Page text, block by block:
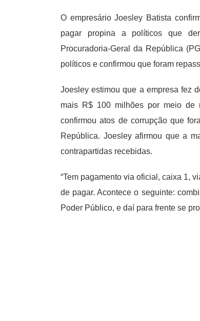
O empresário Joesley Batista
pagar propina a políticos que
Procuradoria-Geral da República
políticos e confirmou que foram
Joesley estimou que a empresa fez
mais R$ 100 milhões por meio de
confirmou atos de corrupção que
República. Joesley afirmou que a
contrapartidas recebidas.
“Tem pagamento via oficial, caixa 1,
de pagar. Acontece o seguinte:
Poder Público, e daí para frente se